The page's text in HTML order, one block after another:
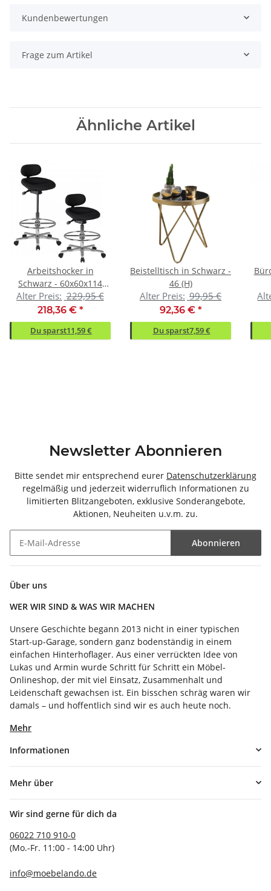
Kundenbewertungen
Frage zum Artikel
Ähnliche Artikel
Arbeitshocker in
Schwarz - 60x60x114
(LxBxH)
Alter Preis: 229,95 €
218,36 € *
Du sparst11,59 €
Beistelltisch in Schwarz -
46 (H)
Alter Preis: 99,95 €
92,36 € *
Du sparst7,59 €
Newsletter Abonnieren
Bitte sendet mir entsprechend eurer Datenschutzerklärung
regelmäßig und jederzeit widerruflich Informationen zu
limitierten Blitzangeboten, exklusive Sonderangebote,
Aktionen, Neuheiten u.v.m. zu.
Abonnieren
Über uns
WER WIR SIND & WAS WIR MACHEN
Unsere Geschichte begann 2013 nicht in einer typischen
Start-up-Garage, sondern ganz bodenständig in einem
einfachen Hinterhoflager. Aus einer verrückten Idee von
Lukas und Armin wurde Schritt für Schritt ein Möbel-
Onlineshop, der mit viel Einsatz, Zusammenhalt und
Leidenschaft gewachsen ist. Ein bisschen schräg waren wir
damals – und hoffentlich sind wir es auch heute noch.
Mehr
Informationen
Mehr über
Wir sind gerne für dich da
06022 710 910-0
(Mo.-Fr. 11:00 - 14:00 Uhr)
info@moebelando.de